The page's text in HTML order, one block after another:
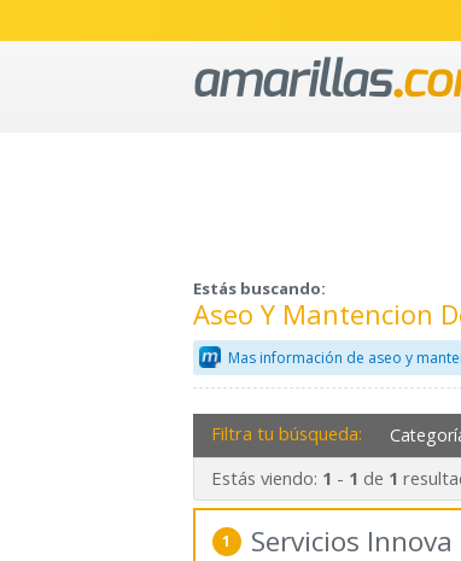
Estás buscando:
Aseo Y Mantencion
Mas información de aseo y
Filtra tu búsqueda:
Estás viendo: 1 - 1 de 1
1 Servicios Innova